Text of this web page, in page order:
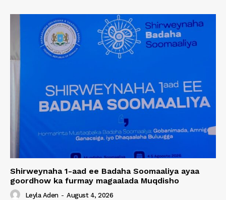
Shirweynaha 1-aad ee Badaha Soomaaliya ayaa
goordhow ka furmay magaalada Muqdisho
Leyla Aden - August 4, 2026